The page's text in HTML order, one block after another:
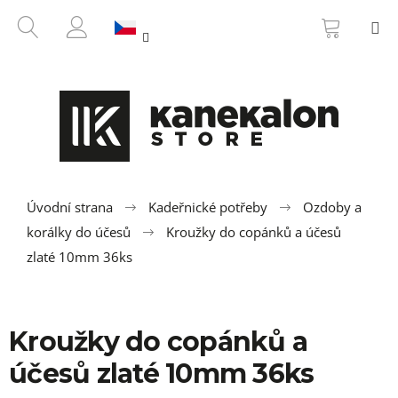
HLEDAT
PŘIHLÁŠENÍ
KOŠÍK
Úvodní strana Kadeřnické potřeby
Ozdoby a
korálky do účesů
Kroužky do copánků a účesů
zlaté 10mm 36ks
Kroužky do copánků a
účesů zlaté 10mm 36ks
ZPĚT
ZPĚT
e
b
e
t
e